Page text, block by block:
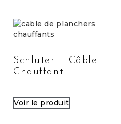
Schluter – Câble
Chauffant
Voir le produit